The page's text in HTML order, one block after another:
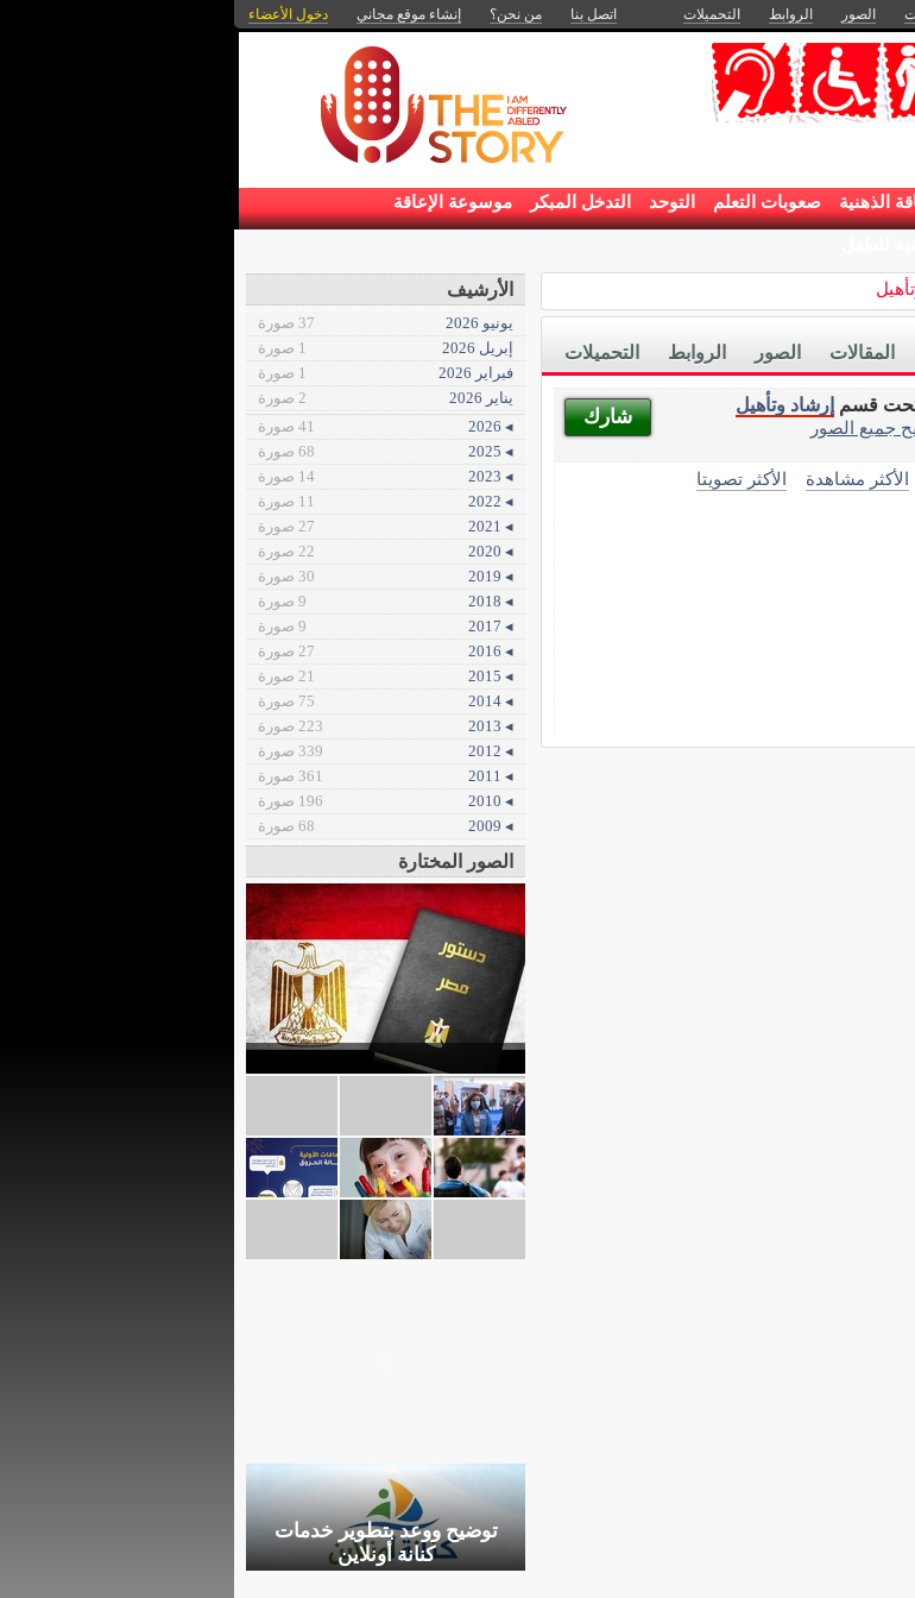
الصور الروابط التحميلات اتصل بنا من نحن؟ إنشاء موقع مجاني دخول الأعضاء
الذهنية صعوبات التعلم التوحد التدخل المبكر موسوعة الإعاقة
التحميلات الروابط الصور المقالات
شارك
إرشاد وتأهيل
جميع الصور
الأكثر مشاهدة الأكثر تصويتا
الأرشيف
يونيو 2026
37 صورة
إبريل 2026
1 صورة
فبراير 2026
1 صورة
يناير 2026
2 صورة
◂ 2026
41 صورة
◂ 2025
68 صورة
◂ 2023
14 صورة
◂ 2022
11 صورة
◂ 2021
27 صورة
◂ 2020
22 صورة
◂ 2019
30 صورة
◂ 2018
9 صورة
◂ 2017
9 صورة
◂ 2016
27 صورة
◂ 2015
21 صورة
◂ 2014
75 صورة
◂ 2013
223 صورة
◂ 2012
339 صورة
◂ 2011
361 صورة
◂ 2010
196 صورة
◂ 2009
68 صورة
الصور المختارة
توضيح ووعد بتطوير خدمات
كنانة أونلاين